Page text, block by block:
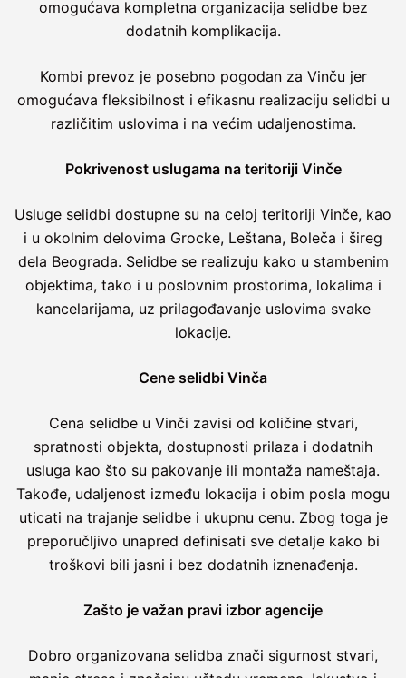
omogućava kompletna organizacija selidbe bez
dodatnih komplikacija.
Kombi prevoz je posebno pogodan za Vinču jer
omogućava fleksibilnost i efikasnu realizaciju selidbi u
različitim uslovima i na većim udaljenostima.
Pokrivenost uslugama na teritoriji Vinče
Usluge selidbi dostupne su na celoj teritoriji Vinče, kao
i u okolnim delovima Grocke, Leštana, Boleča i šireg
dela Beograda. Selidbe se realizuju kako u stambenim
objektima, tako i u poslovnim prostorima, lokalima i
kancelarijama, uz prilagođavanje uslovima svake
lokacije.
Cene selidbi Vinča
Cena selidbe u Vinči zavisi od količine stvari,
spratnosti objekta, dostupnosti prilaza i dodatnih
usluga kao što su pakovanje ili montaža nameštaja.
Takođe, udaljenost između lokacija i obim posla mogu
uticati na trajanje selidbe i ukupnu cenu. Zbog toga je
preporučljivo unapred definisati sve detalje kako bi
troškovi bili jasni i bez dodatnih iznenađenja.
Zašto je važan pravi izbor agencije
Dobro organizovana selidba znači sigurnost stvari,